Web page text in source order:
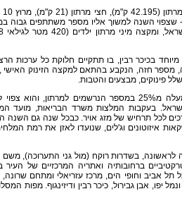
- שצפוי השנה למשוך אליו מספר משתתפים גבוה
בכיכר רבין, בו תתקיים חלוקת כל ערכות
מספר חזה, הנקבע בהתאם למקצה הזינוק
פינוקים, מבצעים והטבות.
השנה נרשם גידול של למעלה מ25% במספר הנרשמים למרתון,
בעקבות המלצות משרד הבריאות, מועד
לכל תרחיש של מזג אויר. כבכל שנה גם השנה
איזוטונים וג'לים, שנועדו לאזן את רמת
לראשונה, בשדרות רוקח (מול גני התערוכה), משם
ברחובותיה ואתריה המרכזיים של
תל אביב וחופי הים, מרכז עזריאלי ומתחם שרונה,
יפו, אבן גבירול, כיכר רבין ודיזינגוף. מפות